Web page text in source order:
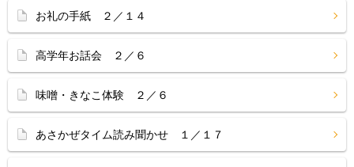
お礼の手紙 ２／１４
高学年お話会 ２／６
味噌・きなこ体験 ２／６
あさかぜタイム読み聞かせ １／１７